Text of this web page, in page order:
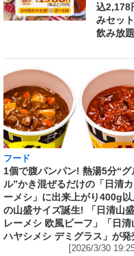
込2,178
みセッ
飲み放
フード
1個で腹パンパン! 熱湯5分“グ
ル”かき混ぜるだけの「日清
ーメシ」に出来上がり400g以
の山盛サイズ誕生! 「日清山
レーメシ 欧風ビーフ」「日清
ハヤシメシ デミグラス」が発
[2026/3/30